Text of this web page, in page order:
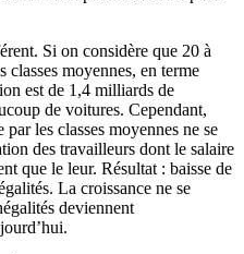
Si on considère que 20 à
moyennes, en terme
est de 1,4 milliards de
de voitures. Cependant,
les classes moyennes ne se
des travailleurs dont le salaire
que le leur. Résultat : baisse de
La croissance ne se
deviennent